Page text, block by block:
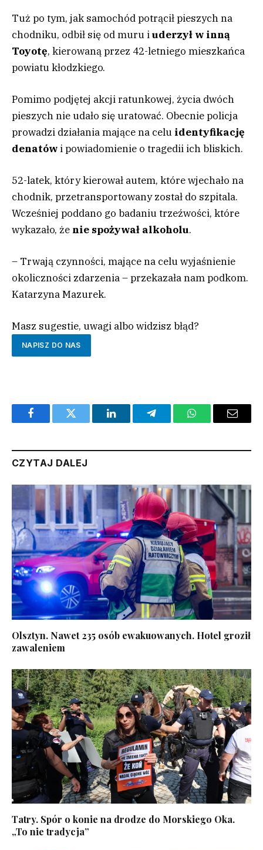
Tuż po tym, jak samochód potrącił pieszych na
chodniku, odbił się od muru iuderzył w inną
Toyotę, kierowaną przez 42-letniego mieszkańca
powiatu kłodzkiego.
Pomimo podjętej akcji ratunkowej, życia dwóch
pieszych nie udało się uratować. Obecnie policja
prowadzi działania mające na celu identyfikację
denatów i powiadomienie o tragedii ich bliskich.
52-latek, który kierował autem, które wjechało na
chodnik, przetransportowany został do szpitala.
Wcześniej poddano go badaniu trzeźwości, które
wykazało, że nie spożywał alkoholu.
– Trwają czynności, mające na celu wyjaśnienie
okoliczności zdarzenia – przekazała nam podkom.
Katarzyna Mazurek.
Masz sugestie, uwagi albo widzisz błąd?
NAPISZ DO NAS
FacebookTwitter LinkedInTelegramWhatsAppEmail
CZYTAJ DALEJ
Olsztyn. Nawet 235 osób ewakuowanych. Hotel groził
zawaleniem
Tatry. Spór o konie na drodze do Morskiego Oka.
„To nie tradycja”